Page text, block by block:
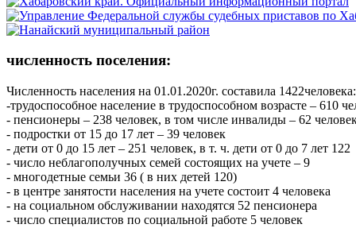
численность поселения:
Численность населения на 01.01.2020г. составила 1422человека:
-трудоспособное население в трудоспособном возрасте – 610
- пенсионеры – 238 человек, в том числе инвалиды – 62
- подростки от 15 до 17 лет – 39 человек
- дети от 0 до 15 лет – 251 человек, в т. ч. дети от 0 до 7 лет 122
- число неблагополучных семей состоящих на учете – 9
- многодетные семьи 36 ( в них детей 120)
- в центре занятости населения на учете состоит 4 человека
- на социальном обслуживании находятся 52 пенсионера
- число специалистов по социальной работе 5 человек